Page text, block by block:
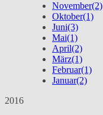
November(2)
Oktober(1)
Juni(3)
Mai(1)
April(2)
März(1)
Februar(1)
Januar(2)
2016